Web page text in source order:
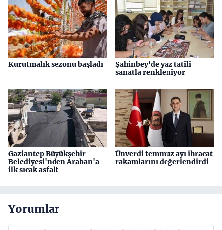
Kurutmalık sezonu başladı
Şahinbey'de yaz tatili
sanatla renkleniyor
Gaziantep Büyükşehir
Belediyesi'nden Araban'a
ilk sıcak asfalt
Ünverdi temmuz ayı ihracat
rakamlarını değerlendirdi
Yorumlar